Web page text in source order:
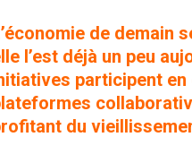
de demain
l’est déjà un peu
participent
du